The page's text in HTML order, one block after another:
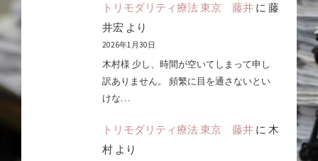
トリモダリティ療法 東京 藤井に 藤
井宏 より
2026年1月30日
木村様 少し、時間が空いてしまって申し
訳ありません。 頻繁に目を通さないとい
けな…
トリモダリティ療法 東京 藤井に 木
村より